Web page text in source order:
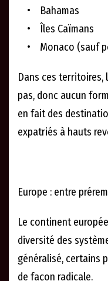
• Bahamas
• Îles Caïmans
• Monaco (sauf
Dans ces territoires,
pas, donc aucun
en fait des
expatriés à hauts
Europe : entre
Le continent
diversité des
généralisé, certains
de façon radicale.